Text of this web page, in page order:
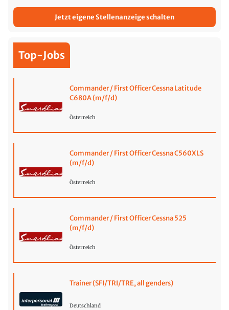
Jetzt eigene Stellenanzeige schalten
Top-Jobs
Commander / First Officer Cessna Latitude
C680A (m/f/d)
Österreich
Commander / First Officer Cessna C560XLS
(m/f/d)
Österreich
Commander / First Officer Cessna 525
(m/f/d)
Österreich
Trainer (SFI/TRI/TRE, all genders)
Deutschland